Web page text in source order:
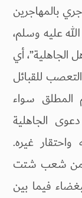
بالمهاجرين
عليه وسلم،
أي
للقبائل
المطلق سواء
الجاهلية
واحتقار غيره.
من شعب شتت
فيما بين